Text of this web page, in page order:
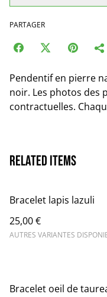
PARTAGER
Pendentif en pierre
noir. Les photos des
contractuelles.
Related items
Bracelet lapis lazuli
25,00 €
AUTRES VARIANTES
Bracelet oeil de